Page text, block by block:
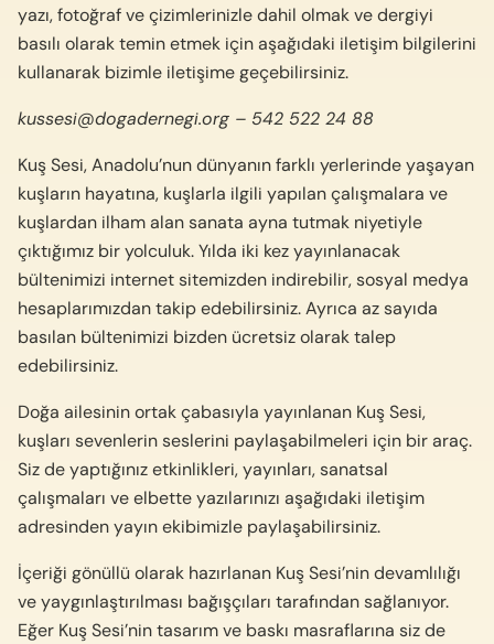
yazı, fotoğraf ve çizimlerinizle dahil olmak ve dergiyi
basılı olarak temin etmek için aşağıdaki iletişim bilgilerini
kullanarak bizimle iletişime geçebilirsiniz.
kussesi@dogadernegi.org – 542 522 24 88‬
Kuş Sesi, Anadolu’nun dünyanın farklı yerlerinde yaşayan
kuşların hayatına, kuşlarla ilgili yapılan çalışmalara ve
kuşlardan ilham alan sanata ayna tutmak niyetiyle
çıktığımız bir yolculuk. Yılda iki kez yayınlanacak
bültenimizi internet sitemizden indirebilir, sosyal medya
hesaplarımızdan takip edebilirsiniz. Ayrıca az sayıda
basılan bültenimizi bizden ücretsiz olarak talep
edebilirsiniz.
Doğa ailesinin ortak çabasıyla yayınlanan Kuş Sesi,
kuşları sevenlerin seslerini paylaşabilmeleri için bir araç.
Siz de yaptığınız etkinlikleri, yayınları, sanatsal
çalışmaları ve elbette yazılarınızı aşağıdaki iletişim
adresinden yayın ekibimizle paylaşabilirsiniz.
İçeriği gönüllü olarak hazırlanan Kuş Sesi’nin devamlılığı
ve yaygınlaştırılması bağışçıları tarafından sağlanıyor.
Eğer Kuş Sesi’nin tasarım ve baskı masraflarına siz de